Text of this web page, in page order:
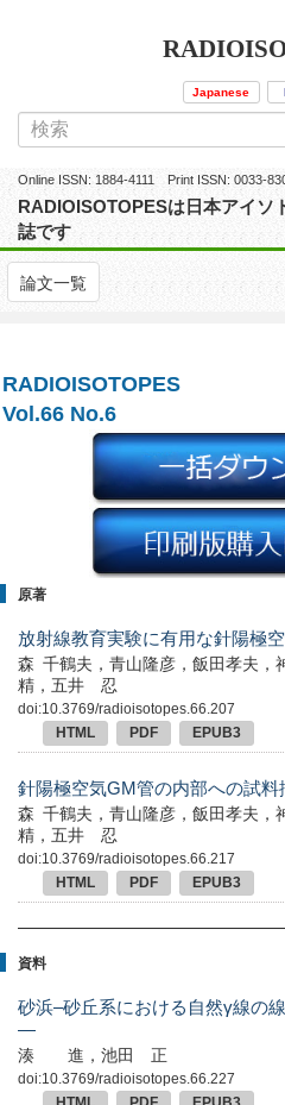
Japanese
Online ISSN: 1884-4111 Print ISSN: 0033-
RADIOISOTOPESは日本アイソ
誌です
論文一覧
RADIOISOTOPES
Vol.66 No.6
原著
放射線教育実験に有用な針陽極
森 千鶴夫，青山隆彦，飯田孝夫
精，五井 忍
doi:10.3769/radioisotopes.66.207
HTML
PDF EPUB3
針陽極空気GM管の内部への試
森 千鶴夫，青山隆彦，飯田孝夫
精，五井 忍
doi:10.3769/radioisotopes.66.217
HTML
PDF EPUB3
資料
砂浜–砂丘系における自然γ線の
—
湊 進，池田 正
doi:10.3769/radioisotopes.66.227